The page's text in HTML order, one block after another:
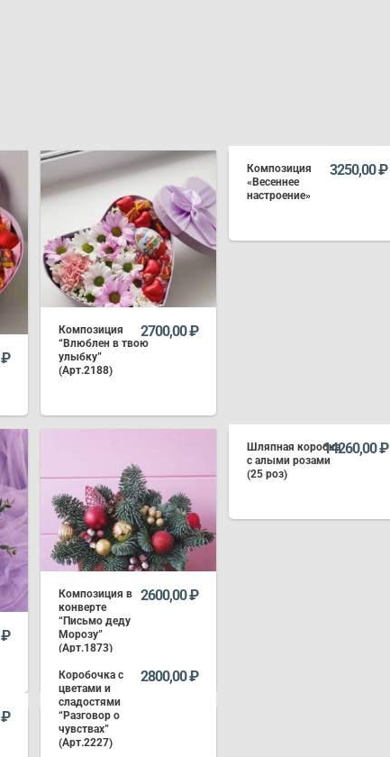
₽
Композиция
“Влюблен в твою
улыбку”
(Арт.2188)
2700,00₽
В КОРЗИНУ
Композиция
«Весеннее
настроение»
3250,00₽
₽
Композиция в
конверте
“Письмо деду
Морозу”
(Арт.1873)
2600,00₽
В КОРЗИНУ
Шляпная коробка
с алыми розами
(25 роз)
14260,00₽
₽
Коробочка с
цветами и
сладостями
“Разговор о
чувствах”
(Арт.2227)
2800,00₽